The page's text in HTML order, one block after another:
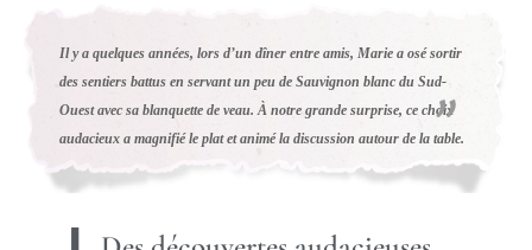
Il y a quelques années, lors d’un dîner entre amis, Marie a osé sortir
des sentiers battus en servant un peu de Sauvignon blanc du Sud-
Ouest avec sa blanquette de veau. À notre grande surprise, ce choix
audacieux a magnifié le plat et animé la discussion autour de la table.